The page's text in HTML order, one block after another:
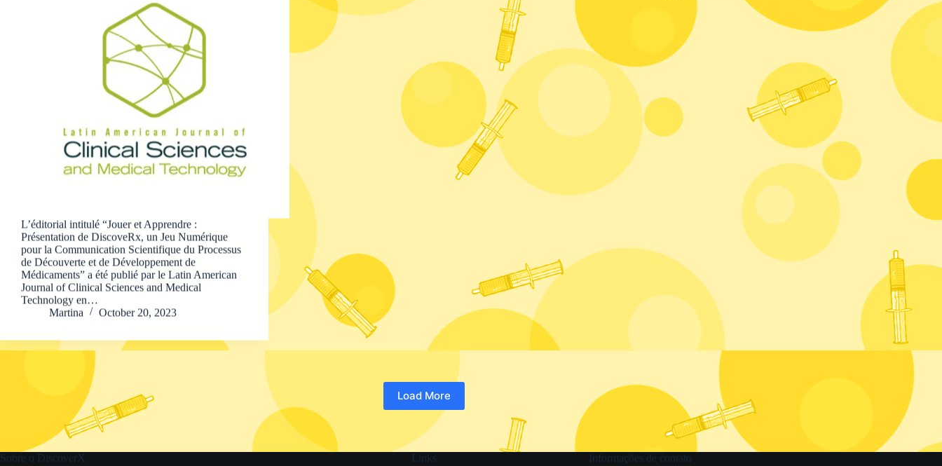
L’éditorial intitulé “Jouer et Apprendre :
Présentation de DiscoveRx, un Jeu Numérique
pour la Communication Scientifique du Processus
de Découverte et de Développement de
Médicaments” a été publié par le Latin American
Journal of Clinical Sciences and Medical
Technology en…
Martina
October 20, 2023
Load More
Sobre o DiscoverX Links Informações de contato